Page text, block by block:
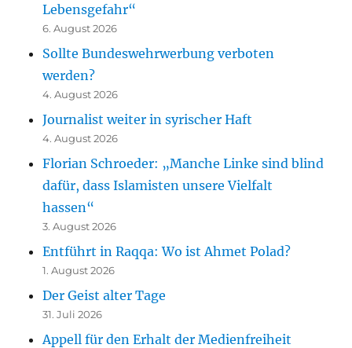
Lebensgefahr“
6. August 2026
Sollte Bundeswehrwerbung verboten
werden?
4. August 2026
Journalist weiter in syrischer Haft
4. August 2026
Florian Schroeder: „Manche Linke sind blind
dafür, dass Islamisten unsere Vielfalt
hassen“
3. August 2026
Entführt in Raqqa: Wo ist Ahmet Polad?
1. August 2026
Der Geist alter Tage
31. Juli 2026
Appell für den Erhalt der Medienfreiheit